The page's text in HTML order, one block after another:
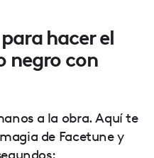
hacer el
negro con
a la obra. Aquí te
de Facetune y